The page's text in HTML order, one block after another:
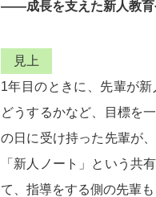
――成長を支えた新人教育
見上
1年目のときに、先輩が
どうするかなど、目標を
の日に受け持った先輩が
「新人ノート」という共
て、指導をする側の先輩